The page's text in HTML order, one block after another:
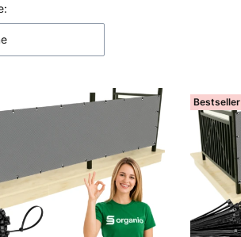
Bestseller